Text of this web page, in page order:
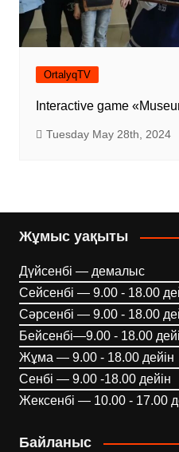
OrtalyqTV
Interactive game
Tuesday May 28th, 2024
Жұмыс уақыты
Дүйсенбі — демалыс
Сейсенбі — 9.00 - 18.00
Сәрсенбі — 9.00 - 18.00
Бейсенбі—9.00 - 18.00
Жұма — 9.00 - 18.00 дейін
Сенбі — 9.00 -18.00 дейін
Жексенбі — 10.00 - 17.00
Байланыс